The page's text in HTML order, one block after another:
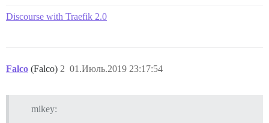
Discourse with Traefik 2.0
Falco (Falco) 01.Июль.2019 23:17:54
2
mikey: